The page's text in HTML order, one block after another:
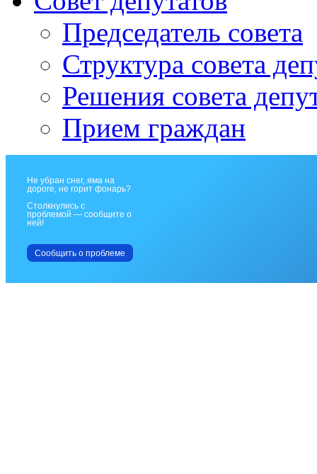
Председатель совета
Структура совета
Решения совета
Прием граждан
Не убран снег, яма на
дороге, не горит фонарь?
Столкнулись с
проблемой — сообщите о
ней!
Сообщить о проблеме